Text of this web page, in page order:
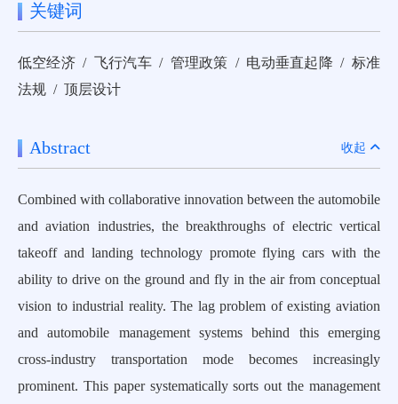
关键词
低空经济 / 飞行汽车 / 管理政策 / 电动垂直起降 / 标准
法规 / 顶层设计
Abstract 收起
Combined with collaborative innovation between the automobile
and aviation industries, the breakthroughs of electric vertical
takeoff and landing technology promote flying cars with the
ability to drive on the ground and fly in the air from conceptual
vision to industrial reality. The lag problem of existing aviation
and automobile management systems behind this emerging
cross-industry transportation mode becomes increasingly
prominent. This paper systematically sorts out the management